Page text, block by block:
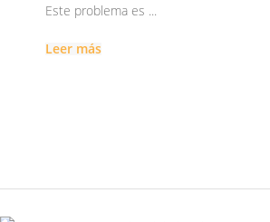
Este problema es ...
Leer más